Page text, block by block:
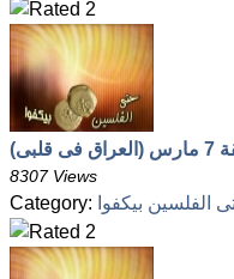
8307 Views
Category: الفلسين بيكفوا